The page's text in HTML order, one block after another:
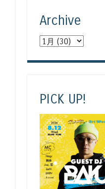
Archive
PICK UP!